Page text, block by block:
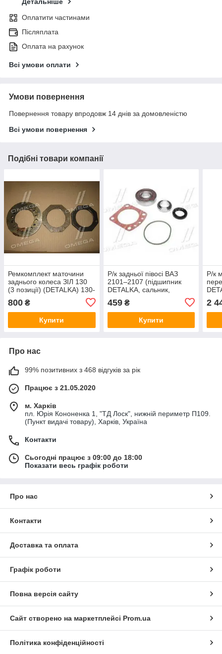
Детальніше
Оплатити частинами
Післяплата
Оплата на рахунок
Всі умови оплати
Умови повернення
Повернення товару впродовж 14 днів за домовленістю
Всі умови повернення
Подібні товари компанії
Ремкомплект маточини
заднього колеса ЗІЛ 130
(3 позиції) (DETALKA) 130-
800 ₴
Купити
Р/к задньої півосі ВАЗ
2101–2107 (підшипник
DETALKA, сальник,
(DETALKA) 2101-2401034
459₴
Купити
Р/к
2
Про нас
99% позитивних з 468 відгуків за рік
Працює з 21.05.2020
м. Харків
пл. Юрія Кононенка 1, "ТД Лоск", нижній периметр П109.
(Пункт видачі товару), Харків, Україна
Контакти
Сьогодні працює з 09:00 до 18:00
Показати весь графік роботи
Про нас
Контакти
Доставка та оплата
Графік роботи
Повна версія сайту
Сайт створено на маркетплейсі Prom.ua
Політика конфіденційності